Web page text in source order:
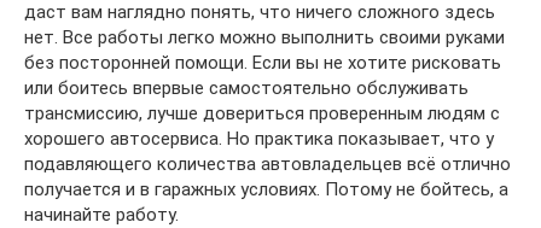
даст вам наглядно понять, что ничего сложного здесь
нет. Все работы легко можно выполнить своими руками
без посторонней помощи. Если вы не хотите рисковать
или боитесь впервые самостоятельно обслуживать
трансмиссию, лучше довериться проверенным людям с
хорошего автосервиса. Но практика показывает, что у
подавляющего количества автовладельцев всё отлично
получается и в гаражных условиях. Потому не бойтесь, а
начинайте работу.